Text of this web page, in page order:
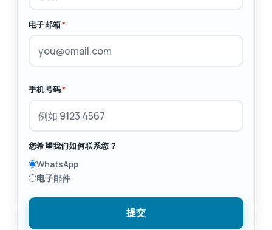
电子邮箱*
手机号码*
您希望我们如何联系您？
WhatsApp
电子邮件
提交